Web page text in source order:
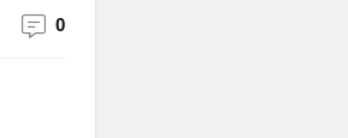
0